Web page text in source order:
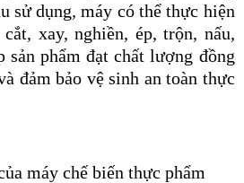
sử dụng, máy có thể thực hiện
xay, nghiền, ép, trộn, nấu,
phẩm đạt chất lượng đồng
đảm bảo vệ sinh an toàn thực
máy chế biến thực phẩm